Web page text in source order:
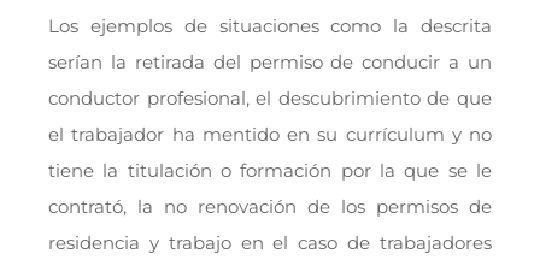
Los ejemplos de situaciones como la descrita
serían la retirada del permiso de conducir a un
conductor profesional, el descubrimiento de que
el trabajador ha mentido en su currículum y no
tiene la titulación o formación por la que se le
contrató, la no renovación de los permisos de
residencia y trabajo en el caso de trabajadores